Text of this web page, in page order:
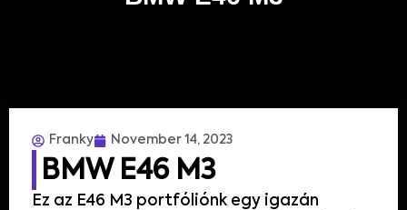
Franky November 14, 2023
BMW E46 M3
Ez az E46 M3 portfóliónk egy igazán